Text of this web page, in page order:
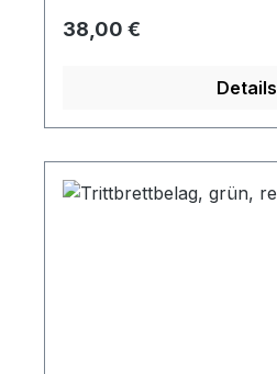
Regulärer Preis:
38,00 €
Details